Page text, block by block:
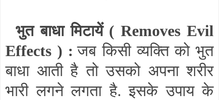
भुत बाधा मिटायें ( Removes Evil
Effects ) : जब किसी व्यक्ति को भुत
बाधा आती है तो उसको अपना शरीर
भारी लगने लगता है. इसके उपाय के